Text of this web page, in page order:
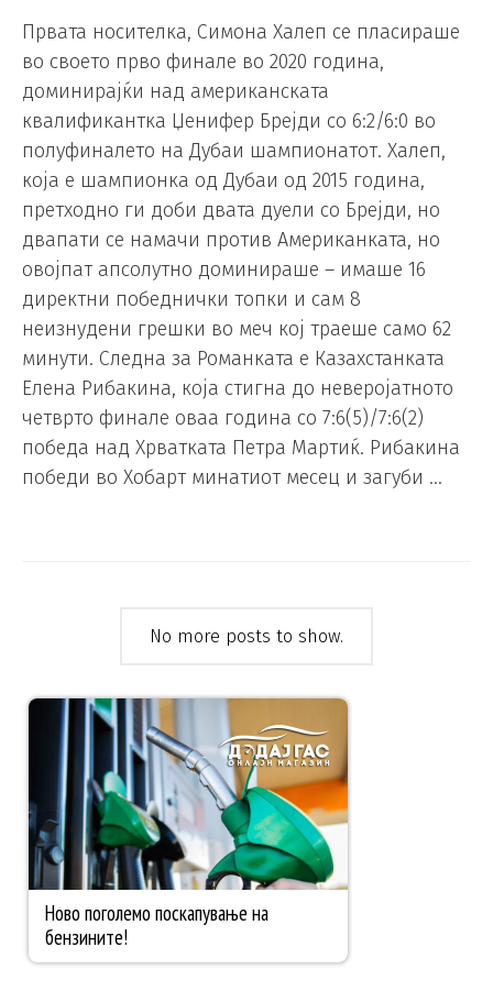
Првата носителка, Симона Халеп се пласираше
во своето прво финале во 2020 година,
доминирајќи над американската
квалификантка Џенифер Брејди со 6:2/6:0 во
полуфиналето на Дубаи шампионатот. Халеп,
која е шампионка од Дубаи од 2015 година,
претходно ги доби двата дуели со Брејди, но
двапати се намачи против Американката, но
овојпат апсолутно доминираше – имаше 16
директни победнички топки и сам 8
неизнудени грешки во меч кој траеше само 62
минути. Следна за Романката е Казахстанката
Елена Рибакина, која стигна до неверојатното
четврто финале оваа година со 7:6(5)/7:6(2)
победа над Хрватката Петра Мартиќ. Рибакина
победи во Хобарт минатиот месец и загуби …
No more posts to show.